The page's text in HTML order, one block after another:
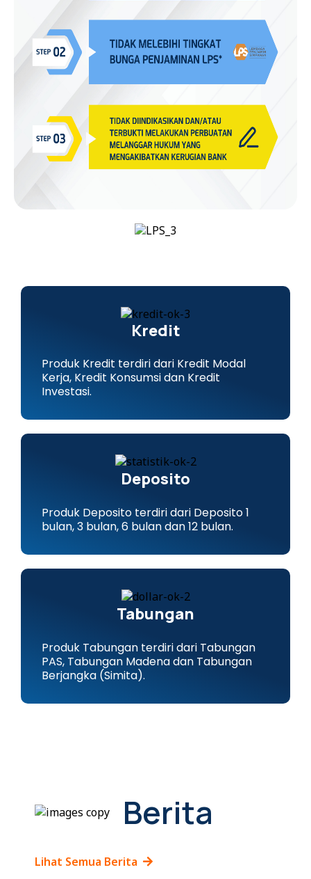
Kredit
Produk Kredit terdiri dari Kredit Modal
Kerja, Kredit Konsumsi dan Kredit
Investasi.
Deposito
Produk Deposito terdiri dari Deposito 1
bulan, 3 bulan, 6 bulan dan 12 bulan.
Tabungan
Produk Tabungan terdiri dari Tabungan
PAS, Tabungan Madena dan Tabungan
Berjangka (Simita).
Berita
Lihat Semua Berita